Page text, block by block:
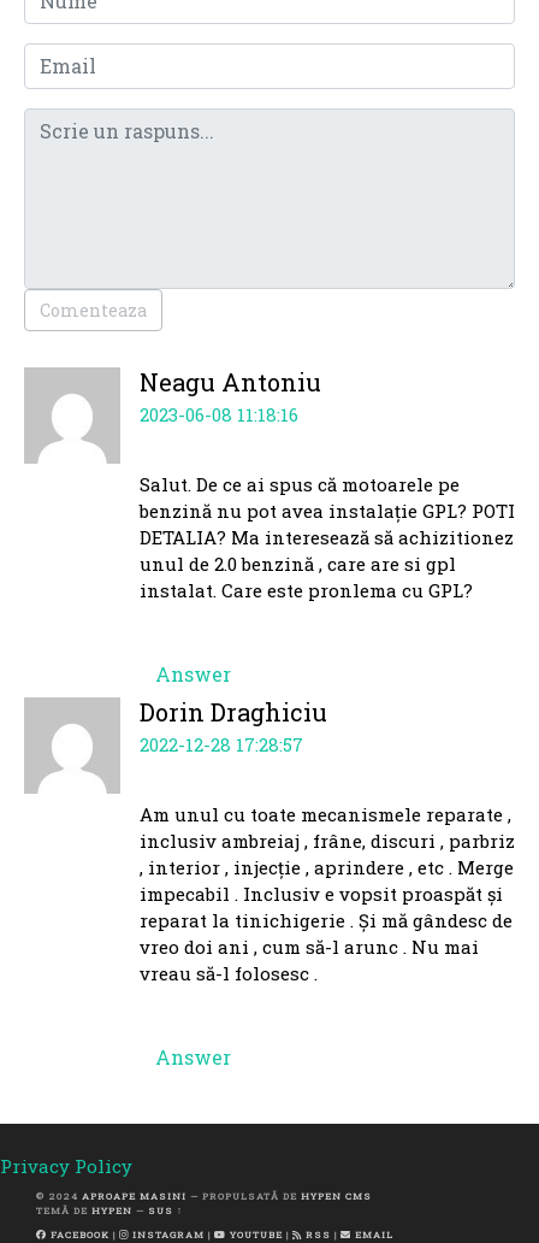
Comenteaza
Neagu Antoniu
2023-06-08 11:18:16
Salut. De ce ai spus că motoarele pe
benzină nu pot avea instalație GPL? POTI
DETALIA? Ma interesează să achizitionez
unul de 2.0 benzină , care are si gpl
instalat. Care este pronlema cu GPL?
Answer
Dorin Draghiciu
2022-12-28 17:28:57
Am unul cu toate mecanismele reparate ,
inclusiv ambreiaj , frâne, discuri , parbriz
, interior , injecție , aprindere , etc . Merge
impecabil . Inclusiv e vopsit proaspăt și
reparat la tinichigerie . Și mă gândesc de
vreo doi ani , cum să-l arunc . Nu mai
vreau să-l folosesc .
Answer
Privacy Policy
© 2024 APROAPE MASINI — PROPULSATĂ DE HYPEN CMS
TEMĂ DE HYPEN — SUS ↑
FACEBOOK | INSTAGRAM | YOUTUBE | RSS | EMAIL